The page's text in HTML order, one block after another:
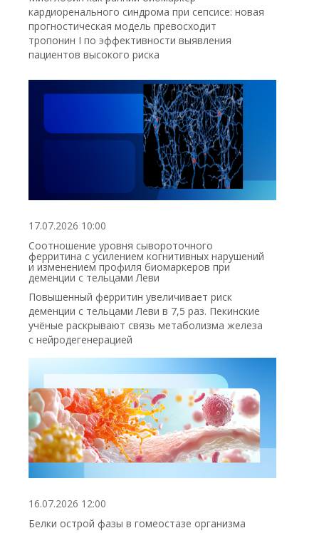
кардиоренального синдрома при сепсисе: новая
прогностическая модель превосходит
тропонин I по эффективности выявления
пациентов высокого риска
17.07.2026 10:00
Соотношение уровня сывороточного
ферритина с усилением когнитивных нарушений
и изменением профиля биомаркеров при
деменции с тельцами Леви
Повышенный ферритин увеличивает риск
деменции с тельцами Леви в 7,5 раз. Пекинские
учёные раскрывают связь метаболизма железа
с нейродегенерацией
16.07.2026 12:00
Белки острой фазы в гомеостазе организма